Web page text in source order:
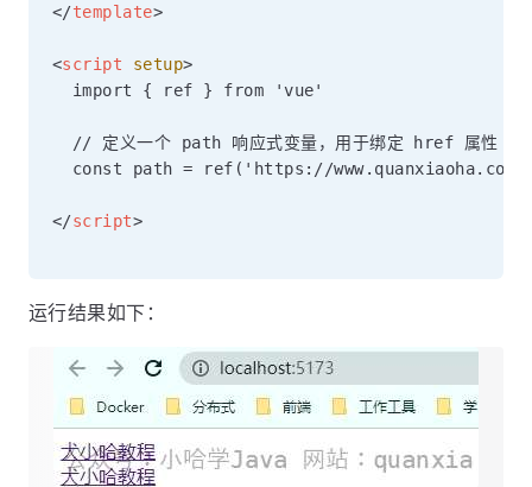
</template>
<script setup>
  import { ref } from 'vue'
  // 定义一个 path 响应式变量，用于绑定 href 属性
const path = ref('https://
</script>
运行结果如下：